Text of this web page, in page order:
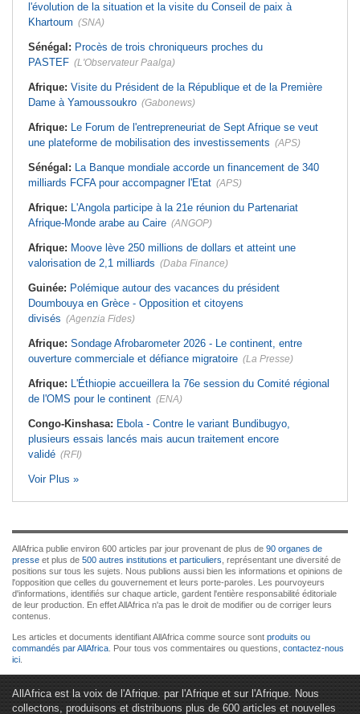
l'évolution de la situation et la visite du Conseil de paix à
Khartoum (SNA)
Sénégal: Procès de trois chroniqueurs proches du
PASTEF (L'Observateur Paalga)
Afrique: Visite du Président de la République et de la Première
Dame à Yamoussoukro (Gabonews)
Afrique: Le Forum de l'entrepreneuriat de Sept Afrique se veut
une plateforme de mobilisation des investissements (APS)
Sénégal: La Banque mondiale accorde un financement de 340
milliards FCFA pour accompagner l'Etat (APS)
Afrique: L'Angola participe à la 21e réunion du Partenariat
Afrique-Monde arabe au Caire (ANGOP)
Afrique: Moove lève 250 millions de dollars et atteint une
valorisation de 2,1 milliards (Daba Finance)
Guinée: Polémique autour des vacances du président
Doumbouya en Grèce - Opposition et citoyens
divisés (Agenzia Fides)
Afrique: Sondage Afrobarometer 2026 - Le continent, entre
ouverture commerciale et défiance migratoire (La Presse)
Afrique: L'Éthiopie accueillera la 76e session du Comité régional
de l'OMS pour le continent (ENA)
Congo-Kinshasa: Ebola - Contre le variant Bundibugyo,
plusieurs essais lancés mais aucun traitement encore
validé (RFI)
Voir Plus »
AllAfrica publie environ 600 articles par jour provenant de plus de 90 organes de
presse et plus de 500 autres institutions et particuliers , représentant une diversité de
positions sur tous les sujets. Nous publions aussi bien les informations et opinions de
l'opposition que celles du gouvernement et leurs porte-paroles. Les pourvoyeurs
d'informations, identifiés sur chaque article, gardent l'entière responsabilité éditoriale
de leur production. En effet AllAfrica n'a pas le droit de modifier ou de corriger leurs
contenus.
Les articles et documents identifiant AllAfrica comme source sont produits ou
commandés par AllAfrica . Pour tous vos commentaires ou questions, contactez-nous
ici
AllAfrica est la voix de l'Afrique. par l'Afrique et sur l'Afrique. Nous
collectons, produisons et distribuons plus de 600 articles et nouvelles